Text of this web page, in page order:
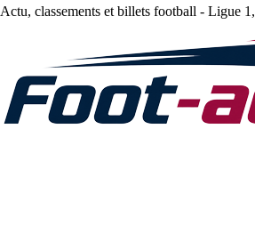
Actu, classements et billets football - Ligue